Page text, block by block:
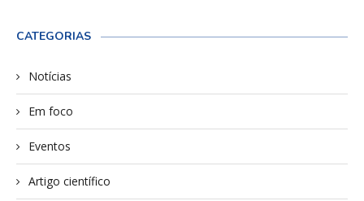
CATEGORIAS
Notícias
Em foco
Eventos
Artigo científico